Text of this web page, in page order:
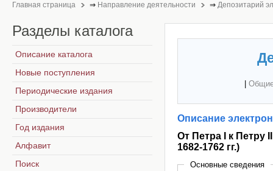
Главная страница ⇒ Направление деятельности ⇒ Депозитарий
Описание
От Петра I к Петру
1682-1762 гг.)
Основные сведения
Разделы каталога
Описание каталога
Новые поступления
Периодические издания
Производители
Год издания
Алфавит
Поиск